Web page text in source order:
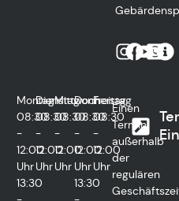
Montag
08:30
-
12:00
Uhr
13:30
Dienstag
08:30
-
12:00
Uhr
Mittwoch
08:30
-
12:00
Uhr
Donnerstag
08:30
-
12:00
Uhr
13:30
Freitag
08:30
-
12:00
Uhr
Einen
Termin
außerhalb
der
regulären